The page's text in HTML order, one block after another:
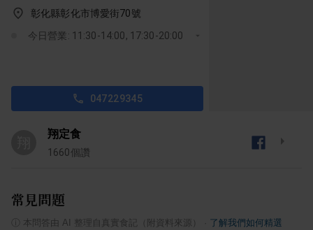
彰化縣彰化市博愛街70號
今日營業: 11:30-14:00, 17:30-20:00
047229345
翔定食
1660個讚
常見問題
本問答由 AI 整理自真實食記（附資料來源） 了解我們如何精選